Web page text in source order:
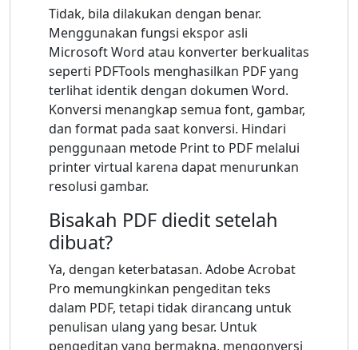
Tidak, bila dilakukan dengan benar.
Menggunakan fungsi ekspor asli
Microsoft Word atau konverter berkualitas
seperti PDFTools menghasilkan PDF yang
terlihat identik dengan dokumen Word.
Konversi menangkap semua font, gambar,
dan format pada saat konversi. Hindari
penggunaan metode Print to PDF melalui
printer virtual karena dapat menurunkan
resolusi gambar.
Bisakah PDF diedit setelah
dibuat?
Ya, dengan keterbatasan. Adobe Acrobat
Pro memungkinkan pengeditan teks
dalam PDF, tetapi tidak dirancang untuk
penulisan ulang yang besar. Untuk
pengeditan yang bermakna, mengonversi